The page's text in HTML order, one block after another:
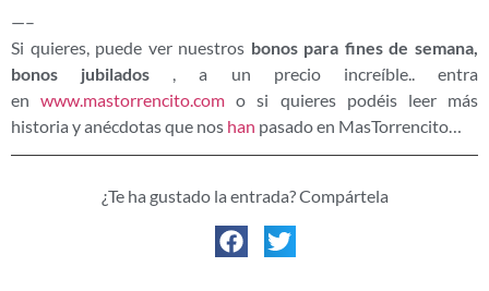
—–
Si quieres, puede ver nuestros bonos para fines de semana,
bonos jubilados , a un precio increíble.. entra
enwww.mastorrencito.com o si quieres podéis leer más
historia y anécdotas que nos han pasado en MasTorrencito…
¿Te ha gustado la entrada? Compártela